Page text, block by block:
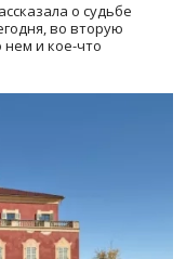
о судьбе
во вторую
нем и кое-что